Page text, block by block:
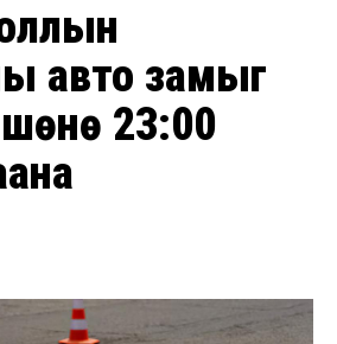
авто замыг
23:00